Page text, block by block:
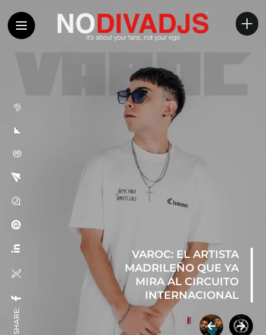
VAROC: EL ARTISTA
MADRILEÑO QUE YA
MIRA AL CIRCUITO
INTERNACIONAL
SHARE: